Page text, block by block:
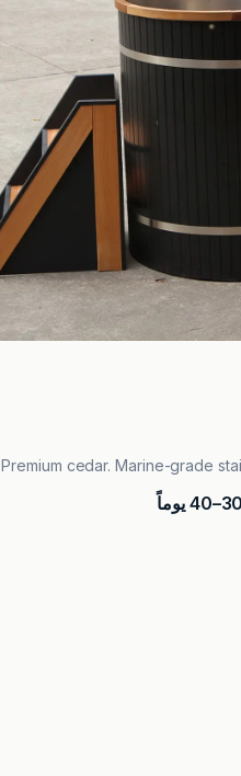
Premium cedar. Marine-grade